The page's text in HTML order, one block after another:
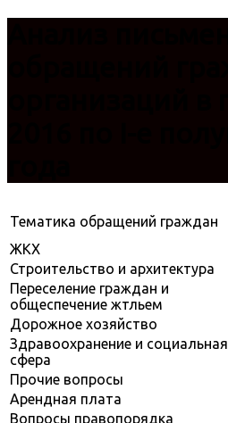
Тематика обращений граждан
ЖКХ
Строительство и архитектура
Переселение граждан и
общеспечение жтльем
Дорожное хозяйство
Здравоохранение и социальная
сфера
Прочие вопросы
Арендная плата
Вопросы правопорядка